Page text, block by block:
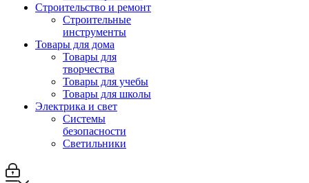
Строительство и ремонт
Строительные
инструменты
Товары для дома
Товары для
творчества
Товары для учебы
Товары для школы
Электрика и свет
Системы
безопасности
Светильники